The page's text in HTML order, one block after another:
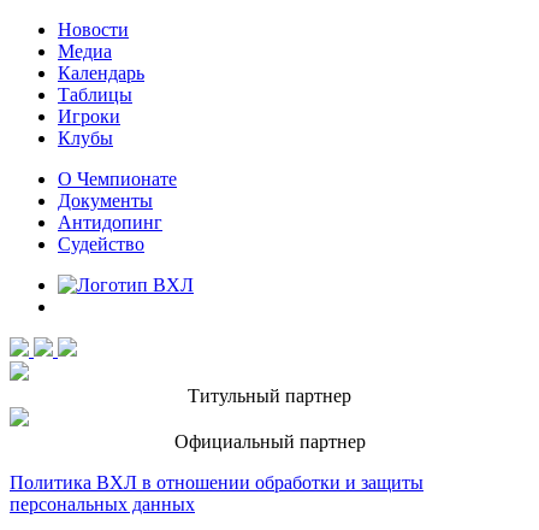
Новости
Медиа
Календарь
Таблицы
Игроки
Клубы
О Чемпионате
Документы
Антидопинг
Судейство
Титульный партнер
Официальный партнер
Политика ВХЛ в отношении обработки и защиты
персональных данных